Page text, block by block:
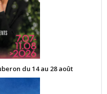
du 14 au 28 août